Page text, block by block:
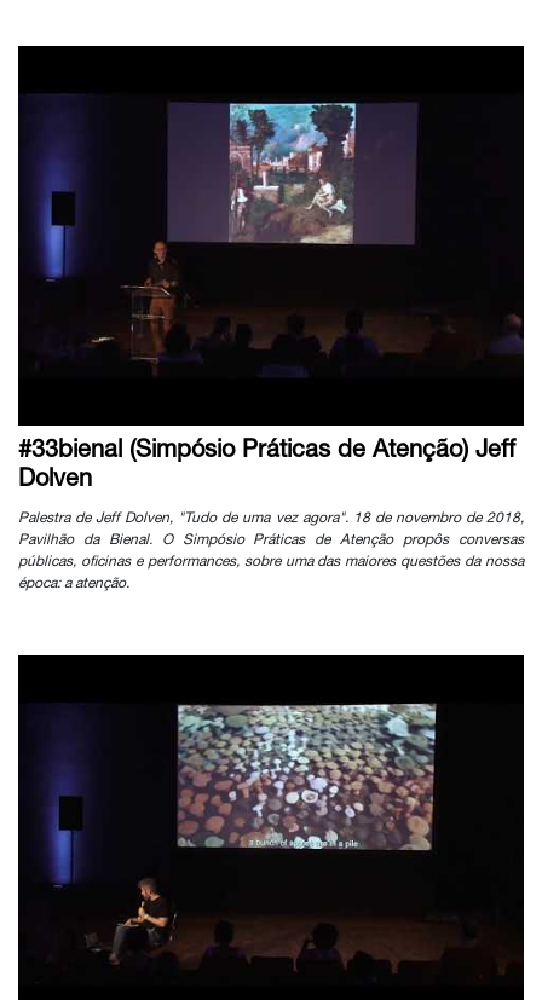
#33bienal (Simpósio Práticas de Atenção) Jeff
Dolven
Palestra de Jeff Dolven, "Tudo de uma vez agora". 18 de novembro de 2018,
Pavilhão da Bienal. O Simpósio Práticas de Atenção propôs conversas
públicas, oficinas e performances, sobre uma das maiores questões da nossa
época: a atenção.